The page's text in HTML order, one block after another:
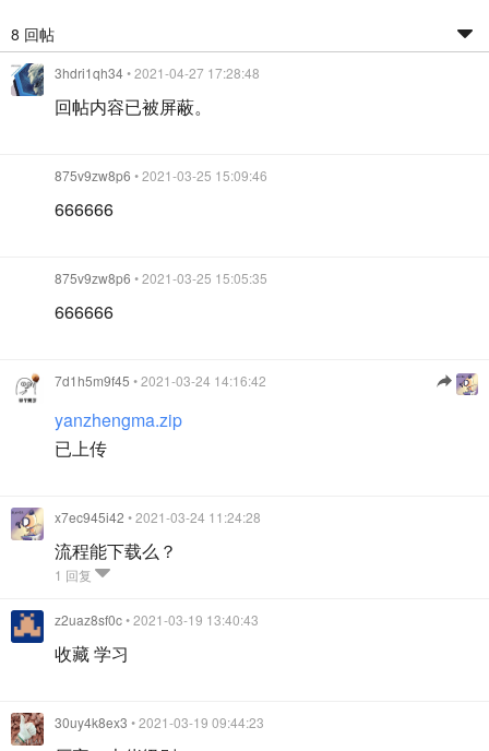
8 回帖
3hdri1qh34• 2021-04-27 17:28:48
回帖内容已被屏蔽。
875v9zw8p6 • 2021-03-25 15:09:46
666666
875v9zw8p6 • 2021-03-25 15:05:35
666666
7d1h5m9f45 • 2021-03-24 14:16:42
yanzhengma.zip
已上传
x7ec945i42 • 2021-03-24 11:24:28
流程能下载么？
1 回复
z2uaz8sf0c• 2021-03-19 13:40:43
收藏 学习
30uy4k8ex3 • 2021-03-19 09:44:23